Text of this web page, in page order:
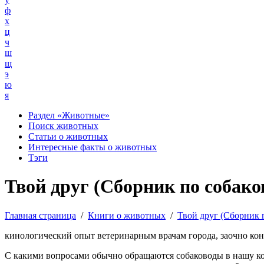
ф
х
ц
ч
ш
щ
э
ю
я
Раздел «Животные»
Поиск животных
Статьи о животных
Интересные факты о животных
Тэги
Твой друг (Сборник по
Главная страница / Книги о животных / Твой друг (Сборник
кинологический опыт ветеринарным врачам города, заочно
С какими вопросами обычно обращаются собаководы в нашу